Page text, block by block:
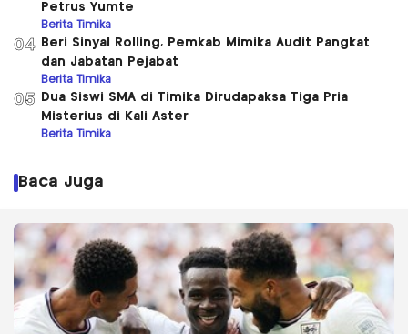
Petrus Yumte
Berita Timika
04
Beri Sinyal Rolling, Pemkab Mimika Audit Pangkat
dan Jabatan Pejabat
Berita Timika
05
Dua Siswi SMA di Timika Dirudapaksa Tiga Pria
Misterius di Kali Aster
Berita Timika
Baca Juga